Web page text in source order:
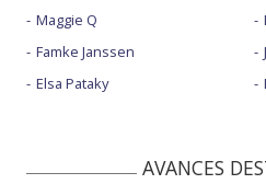
Maggie Q
Famke Janssen
Elsa Pataky
AVANCES